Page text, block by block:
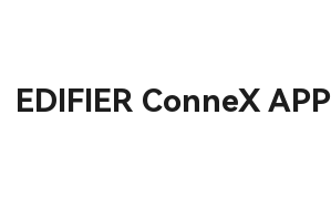
EDIFIER ConneX APP